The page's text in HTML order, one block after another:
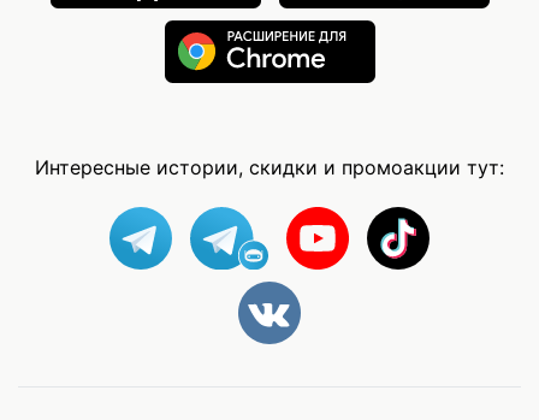
Интересные истории, скидки и промоакции тут: